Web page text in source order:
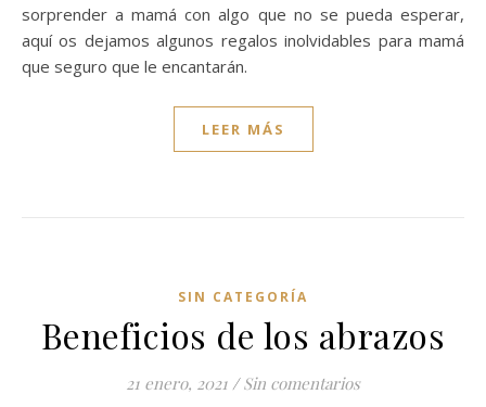
sorprender a mamá con algo que no se pueda esperar,
aquí os dejamos algunos regalos inolvidables para mamá
que seguro que le encantarán.
LEER MÁS
SIN CATEGORÍA
Beneficios de los abrazos
21 enero, 2021 / Sin comentarios